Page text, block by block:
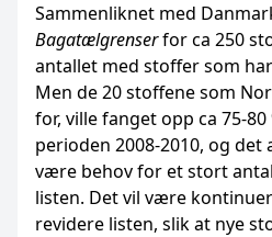
Sammenliknet med
Bagatælgrenserfor ca 250
antallet med stoffer som
Men de 20 stoffene som
for, ville fanget opp ca 75-80
perioden 2008-2010, og det
være behov for et stort
listen. Det vil være
revidere listen, slik at nye